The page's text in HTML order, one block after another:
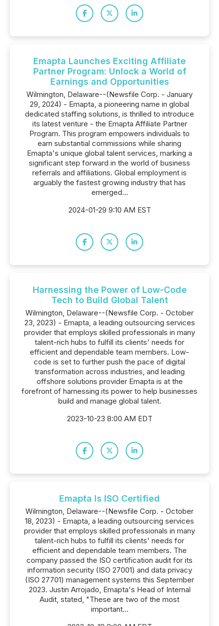
Emapta Launches Exciting Affiliate
Partner Program: Unlock a World of
Earnings and Opportunities
Wilmington, Delaware--(Newsfile Corp. - January
29, 2024) - Emapta, a pioneering name in global
dedicated staffing solutions, is thrilled to introduce
its latest venture - the Emapta Affiliate Partner
Program. This program empowers individuals to
earn substantial commissions while sharing
Emapta's unique global talent services, marking a
significant step forward in the world of business
referrals and affiliations. Global employment is
arguably the fastest growing industry that has
emerged...
2024-01-29 9:10 AM EST
Harnessing the Power of Low-Code
Tech to Build Global Talent
Wilmington, Delaware--(Newsfile Corp. - October
23, 2023) - Emapta, a leading outsourcing services
provider that employs skilled professionals in many
talent-rich hubs to fulfill its clients' needs for
efficient and dependable team members. Low-
code is set to further push the pace of digital
transformation across industries, and leading
offshore solutions provider Emapta is at the
forefront of harnessing its power to help businesses
build and manage global talent.
2023-10-23 8:00 AM EDT
Emapta Is ISO Certified
Wilmington, Delaware--(Newsfile Corp. - October
18, 2023) - Emapta, a leading outsourcing services
provider that employs skilled professionals in many
talent-rich hubs to fulfill its clients' needs for
efficient and dependable team members. The
company passed the ISO certification audit for its
information security (ISO 27001) and data privacy
(ISO 27701) management systems this September
2023. Justin Arrojado, Emapta's Head of Internal
Audit, stated, "These are two of the most
important...